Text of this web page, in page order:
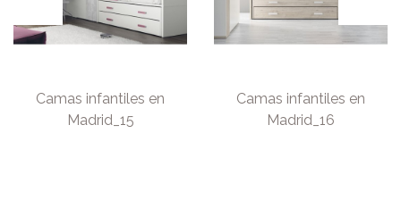
Camas infantiles en
Madrid_15
Camas infantiles en
Madrid_16